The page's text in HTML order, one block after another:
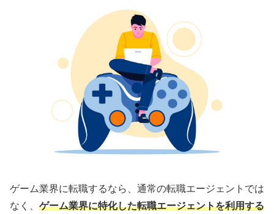
ゲーム業界に転職するなら、通常の転職エージェントでは
なく、 ゲーム業界に特化した転職エージェントを利用する